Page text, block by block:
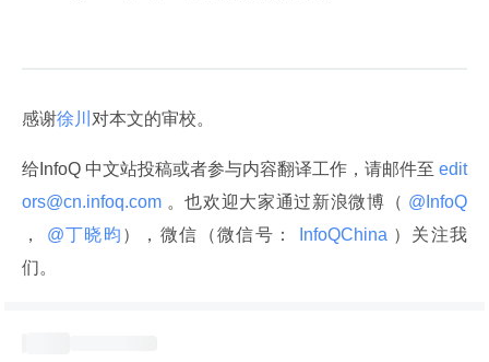
感谢徐川 对本文的审校。
给InfoQ 中文站投稿或者参与内容翻译工作，请邮件至 edit
ors@cn.infoq.com 。也欢迎大家通过新浪微博（
，
@丁晓昀 ），微信（微信号： InfoQChina ）关注我
们。